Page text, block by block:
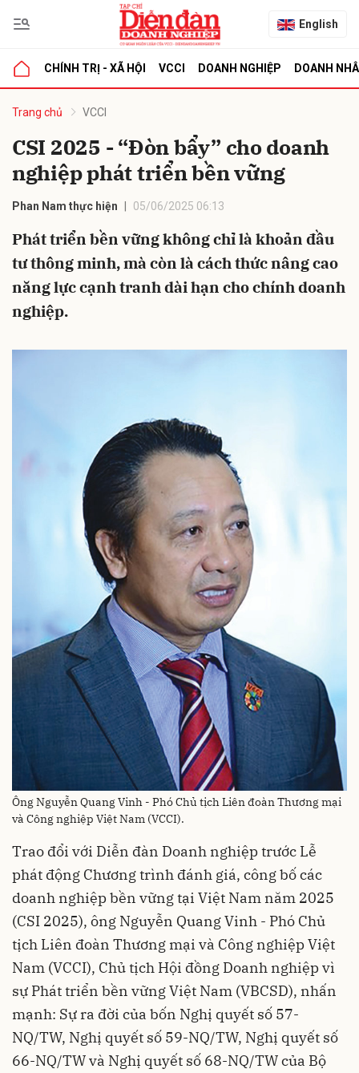
English
CHÍNH TRỊ - XÃ HỘI VCCI DOANH NGHIỆP DOANH
Trang chủ VCCI
CSI 2025 - “Đòn bẩy” cho doanh
nghiệp phát triển bền vững
Phan Nam thực hiện 05/06/2025 06:13
Phát triển bền vững không chỉ là khoản đầu
tư thông minh, mà còn là cách thức nâng cao
năng lực cạnh tranh dài hạn cho chính doanh
nghiệp.
Ông Nguyễn Quang Vinh - Phó Chủ tịch Liên đoàn Thương mại
và Công nghiệp Việt Nam (VCCI).
Trao đổi với Diễn đàn Doanh nghiệp trước Lễ
phát động Chương trình đánh giá, công bố các
doanh nghiệp bền vững tại Việt Nam năm 2025
(CSI 2025), ông Nguyễn Quang Vinh - Phó Chủ
tịch Liên đoàn Thương mại và Công nghiệp Việt
Nam (VCCI), Chủ tịch Hội đồng Doanh nghiệp vì
sự Phát triển bền vững Việt Nam (VBCSD), nhấn
mạnh: Sự ra đời của bốn Nghị quyết số 57-
NQ/TW, Nghị quyết số 59-NQ/TW, Nghị quyết số
66-NQ/TW và Nghị quyết số 68-NQ/TW của Bộ
luận
Hủy